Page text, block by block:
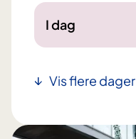
I dag
Vis flere dager